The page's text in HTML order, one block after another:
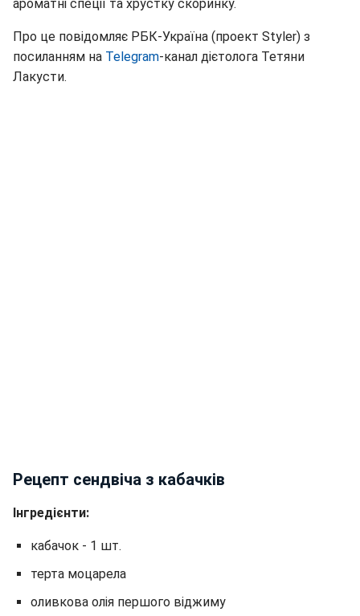
ароматні спеції та хрустку скоринку.
Про це повідомляє РБК-Україна (проект Styler) з
посиланням на Telegram-канал дієтолога Тетяни
Лакусти.
Рецепт сендвіча з кабачків
Інгредієнти:
кабачок - 1 шт.
терта моцарела
оливкова олія першого віджиму